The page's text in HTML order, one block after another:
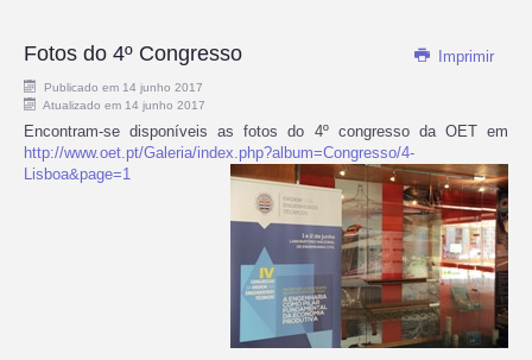
Imprimir
Fotos do 4º Congresso
Publicado em 14 junho 2017
Atualizado em 14 junho 2017
Encontram-se disponíveis as fotos do 4º congresso da OET em
http://www.oet.pt/Galeria/index.php?album=Congresso/4-
Lisboa&page=1